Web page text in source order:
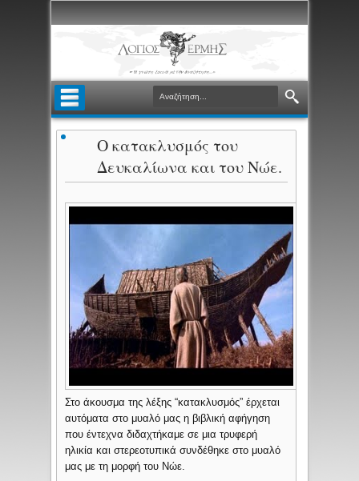
Ο κατακλυσμός του
Δευκαλίωνα και του Νώε.
Στο άκουσμα της λέξης “κατακλυσμός” έρχεται
αυτόματα στο μυαλό μας η βιβλική αφήγηση
που έντεχνα διδαχτήκαμε σε μια τρυφερή
ηλικία και στερεοτυπικά συνδέθηκε στο μυαλό
μας με τη μορφή του Νώε.